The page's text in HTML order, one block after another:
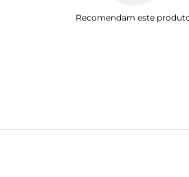
Recomendam este